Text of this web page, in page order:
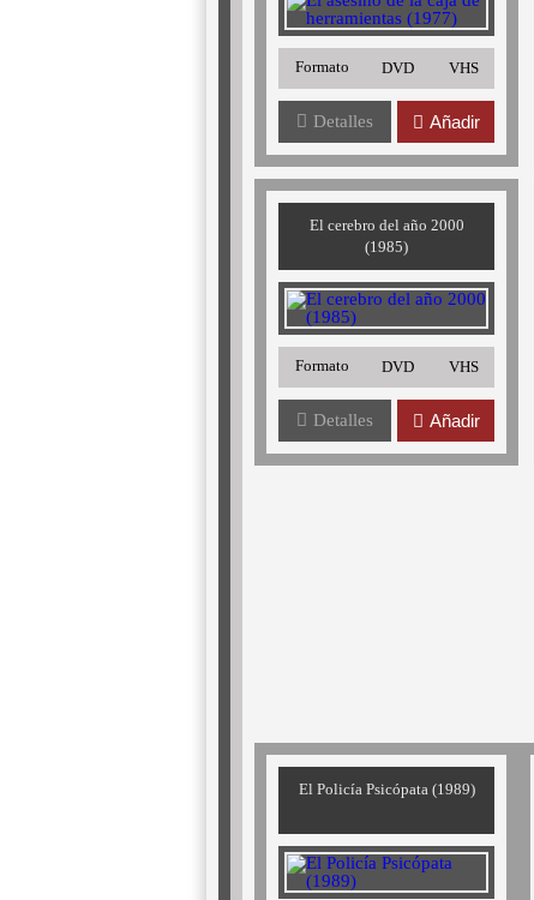
Formato DVD VHS
Detalles Añadir
El cerebro del año 2000
(1985)
Formato DVD VHS
Detalles Añadir
El Policía Psicópata (1989)